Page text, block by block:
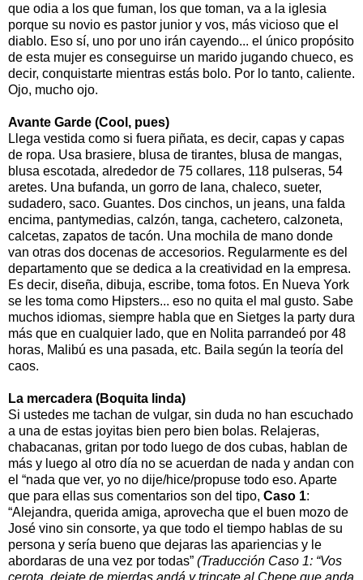
que odia a los que fuman, los que toman, va a la iglesia
porque su novio es pastor junior y vos, más vicioso que el
diablo. Eso sí, uno por uno irán cayendo... el único propósito
de esta mujer es conseguirse un marido jugando chueco, es
decir, conquistarte mientras estás bolo. Por lo tanto, caliente.
Ojo, mucho ojo.
Avante Garde (Cool, pues)
Llega vestida como si fuera piñata, es decir, capas y capas
de ropa. Usa brasiere, blusa de tirantes, blusa de mangas,
blusa escotada, alrededor de 75 collares, 118 pulseras, 54
aretes. Una bufanda, un gorro de lana, chaleco, sueter,
sudadero, saco. Guantes. Dos cinchos, un jeans, una falda
encima, pantymedias, calzón, tanga, cachetero, calzoneta,
calcetas, zapatos de tacón. Una mochila de mano donde
van otras dos docenas de accesorios. Regularmente es del
departamento que se dedica a la creatividad en la empresa.
Es decir, diseña, dibuja, escribe, toma fotos. En Nueva York
se les toma como Hipsters... eso no quita el mal gusto. Sabe
muchos idiomas, siempre habla que en Sietges la party dura
más que en cualquier lado, que en Nolita parrandeó por 48
horas, Malibú es una pasada, etc. Baila según la teoría del
caos.
La mercadera (Boquita linda)
Si ustedes me tachan de vulgar, sin duda no han escuchado
a una de estas joyitas bien pero bien bolas. Relajeras,
chabacanas, gritan por todo luego de dos cubas, hablan de
más y luego al otro día no se acuerdan de nada y andan con
el “nada que ver, yo no dije/hice/propuse todo eso. Aparte
que para ellas sus comentarios son del tipo, Caso 1:
“Alejandra, querida amiga, aprovecha que el buen mozo de
José vino sin consorte, ya que todo el tiempo hablas de su
persona y sería bueno que dejaras las apariencias y le
abordaras de una vez por todas” (Traducción Caso 1: “Vos
cerota, dejate de mierdas andá y trincate al Chepe que anda